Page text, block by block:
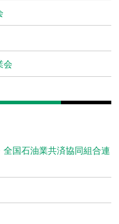
会
国石油業共済協同組合連